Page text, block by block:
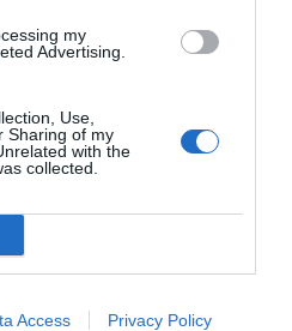
my
Advertising.
Use,
Sharing of my
with the
collected.
Access Privacy Policy
a Lisszabont
kapott emléktáblát